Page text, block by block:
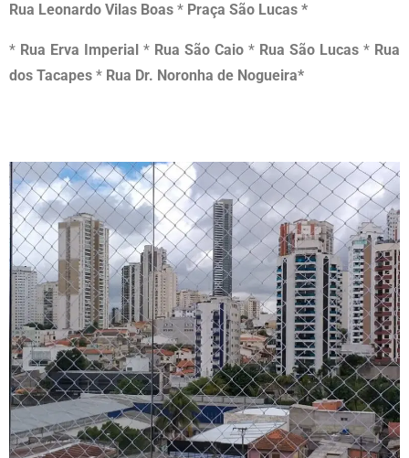
Rua Leonardo Vilas Boas * Praça São Lucas *
* Rua Erva Imperial * Rua São Caio * Rua São Lucas * Rua
dos Tacapes * Rua Dr. Noronha de Nogueira*